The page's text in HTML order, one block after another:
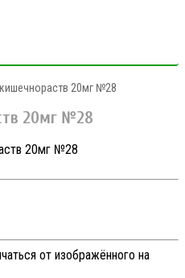
20мг №28
20мг №28
от изображённого на